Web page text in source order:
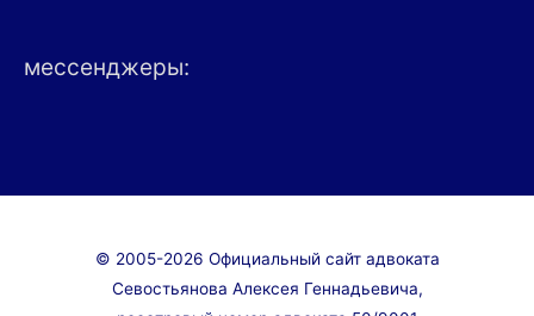
мессенджеры:
© 2005-2026 Официальный сайт адвоката
Севостьянова Алексея Геннадьевича,